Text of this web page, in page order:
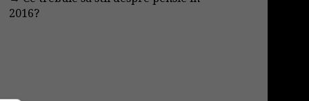
2016?